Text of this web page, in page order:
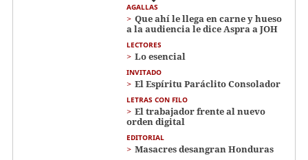
AGALLAS
Que ahí le llega en carne y hueso
a la audiencia le dice Aspra a JOH
LECTORES
Lo esencial
INVITADO
El Espíritu Paráclito Consolador
LETRAS CON FILO
El trabajador frente al nuevo
orden digital
EDITORIAL
Masacres desangran Honduras